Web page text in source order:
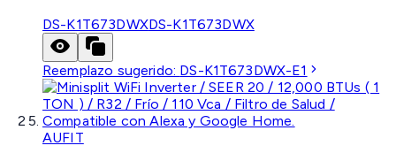
DS-K1T673DWXDS-K1T673DWX
Reemplazo sugerido: DS-K1T673DWX-E1
AUFIT